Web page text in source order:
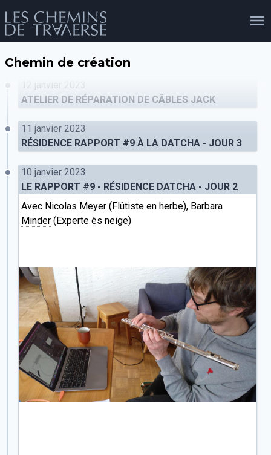
email
évènements
cours et stages recherche publications
Chemin de création
12 janvier 2023
ATELIER DE RÉPARATION DE CÂBLES JACK
11 janvier 2023
RÉSIDENCE RAPPORT #9 À LA DATCHA - JOUR 3
10 janvier 2023
LE RAPPORT #9 - RÉSIDENCE DATCHA - JOUR 2
Avec Nicolas Meyer (Flûtiste en herbe), Barbara
Minder (Experte ès neige)